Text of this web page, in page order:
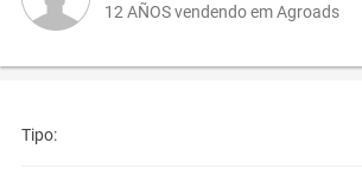
12 AÑOS vendendo em Agroads
Tipo: